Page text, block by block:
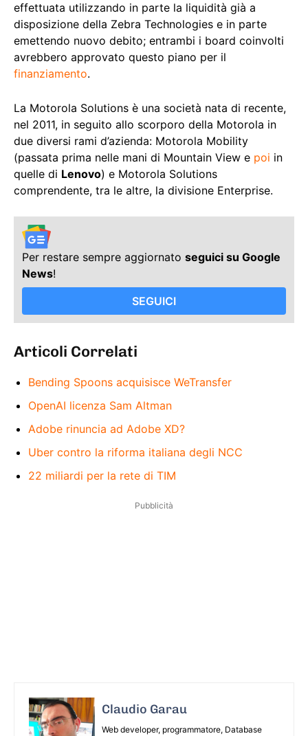
effettuata utilizzando in parte la liquidità già a
disposizione della Zebra Technologies e in parte
emettendo nuovo debito; entrambi i board coinvolti
avrebbero approvato questo piano per il
finanziamento.
La Motorola Solutions è una società nata di recente,
nel 2011, in seguito allo scorporo della Motorola in
due diversi rami d’azienda: Motorola Mobility
(passata prima nelle mani di Mountain View e poi in
quelle di Lenovo) e Motorola Solutions
comprendente, tra le altre, la divisione Enterprise.
Per restare sempre aggiornato seguici su Google
News!
SEGUICI
Articoli Correlati
Bending Spoons acquisisce WeTransfer
OpenAI licenza Sam Altman
Adobe rinuncia ad Adobe XD?
Uber contro la riforma italiana degli NCC
22 miliardi per la rete di TIM
Pubblicità
Claudio Garau
Web developer, programmatore, Database